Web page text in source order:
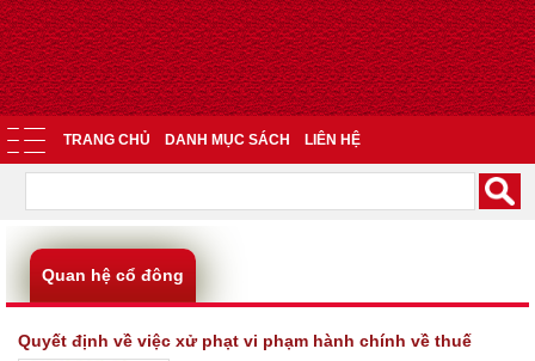
TRANG CHỦ DANH MỤC SÁCH LIÊN HỆ
Quan hệ cổ đông
Quyết định về việc xử phạt vi phạm hành chính về thuế